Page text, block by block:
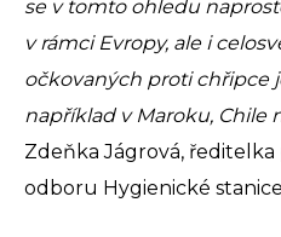
se v tomto ohledu
v rámci Evropy, ale i
očkovaných proti chřipce
například v Maroku, Chile
Zdeňka Jágrová,
odboru Hygienické